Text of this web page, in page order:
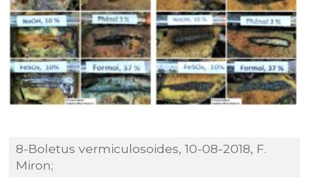
8-Boletus vermiculosoides, 10-08-2018, F.
Miron;